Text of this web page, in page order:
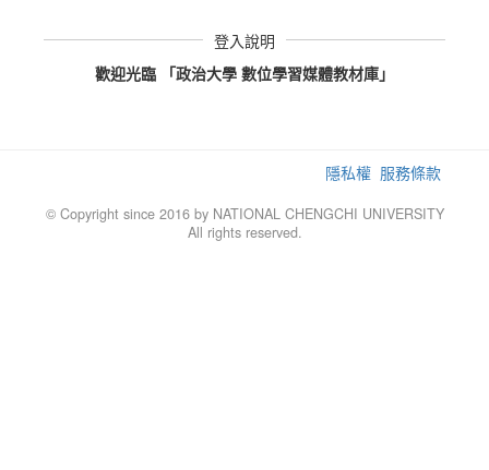
登入說明
歡迎光臨 「政治大學 數位學習媒體教材庫」
隱私權 服務條款
© Copyright since 2016 by NATIONAL CHENGCHI UNIVERSITY
All rights reserved.